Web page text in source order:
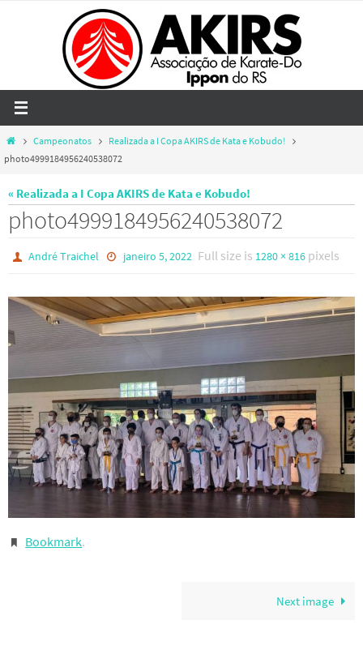
HomeCampeonatos
Realizada a I Copa AKIRS de Kata e Kobudo!
photo4999184956240538072
« Realizada a I Copa AKIRS de Kata e Kobudo!
photo4999184956240538072
André Traichel janeiro 5, 2022 Full size is 1280 × 816pixels
Bookmark.
Next image